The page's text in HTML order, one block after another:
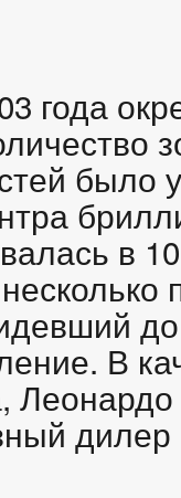
года
было
в
В